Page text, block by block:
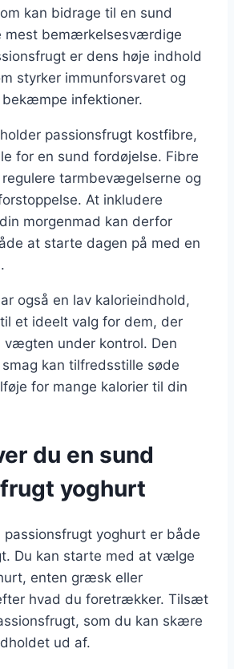
kan bidrage til en sund
mest bemærkelsesværdige
er dens høje indhold
styrker immunforsvaret og
infektioner.
passionsfrugt kostfibre,
for en sund fordøjelse. Fibre
tarmbevægelserne og
At inkludere
morgenmad kan derfor
at starte dagen på med en
også en lav kalorieindhold,
et ideelt valg for dem, der
vægten under kontrol. Den
kan tilfredsstille søde
for mange kalorier til din
du en sund
yoghurt
passionsfrugt yoghurt er både
Du kan starte med at vælge
enten græsk eller
hvad du foretrækker. Tilsæt
som du kan skære
ud af.